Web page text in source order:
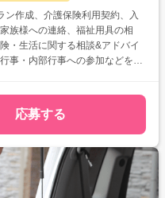
ン作成、介護保険利用契約、入
族様への連絡、福祉用具の相
・生活に関する相談&アドバイ
事・内部行事への参加などをお
ても長くお仕事していただける
応募する